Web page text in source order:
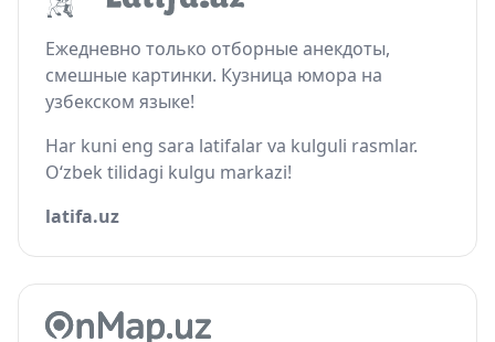
Ежедневно только отборные анекдоты,
смешные картинки. Кузница юмора на
узбекском языке!
Har kuni eng sara latifalar va kulguli rasmlar.
O‘zbek tilidagi kulgu markazi!
latifa.uz